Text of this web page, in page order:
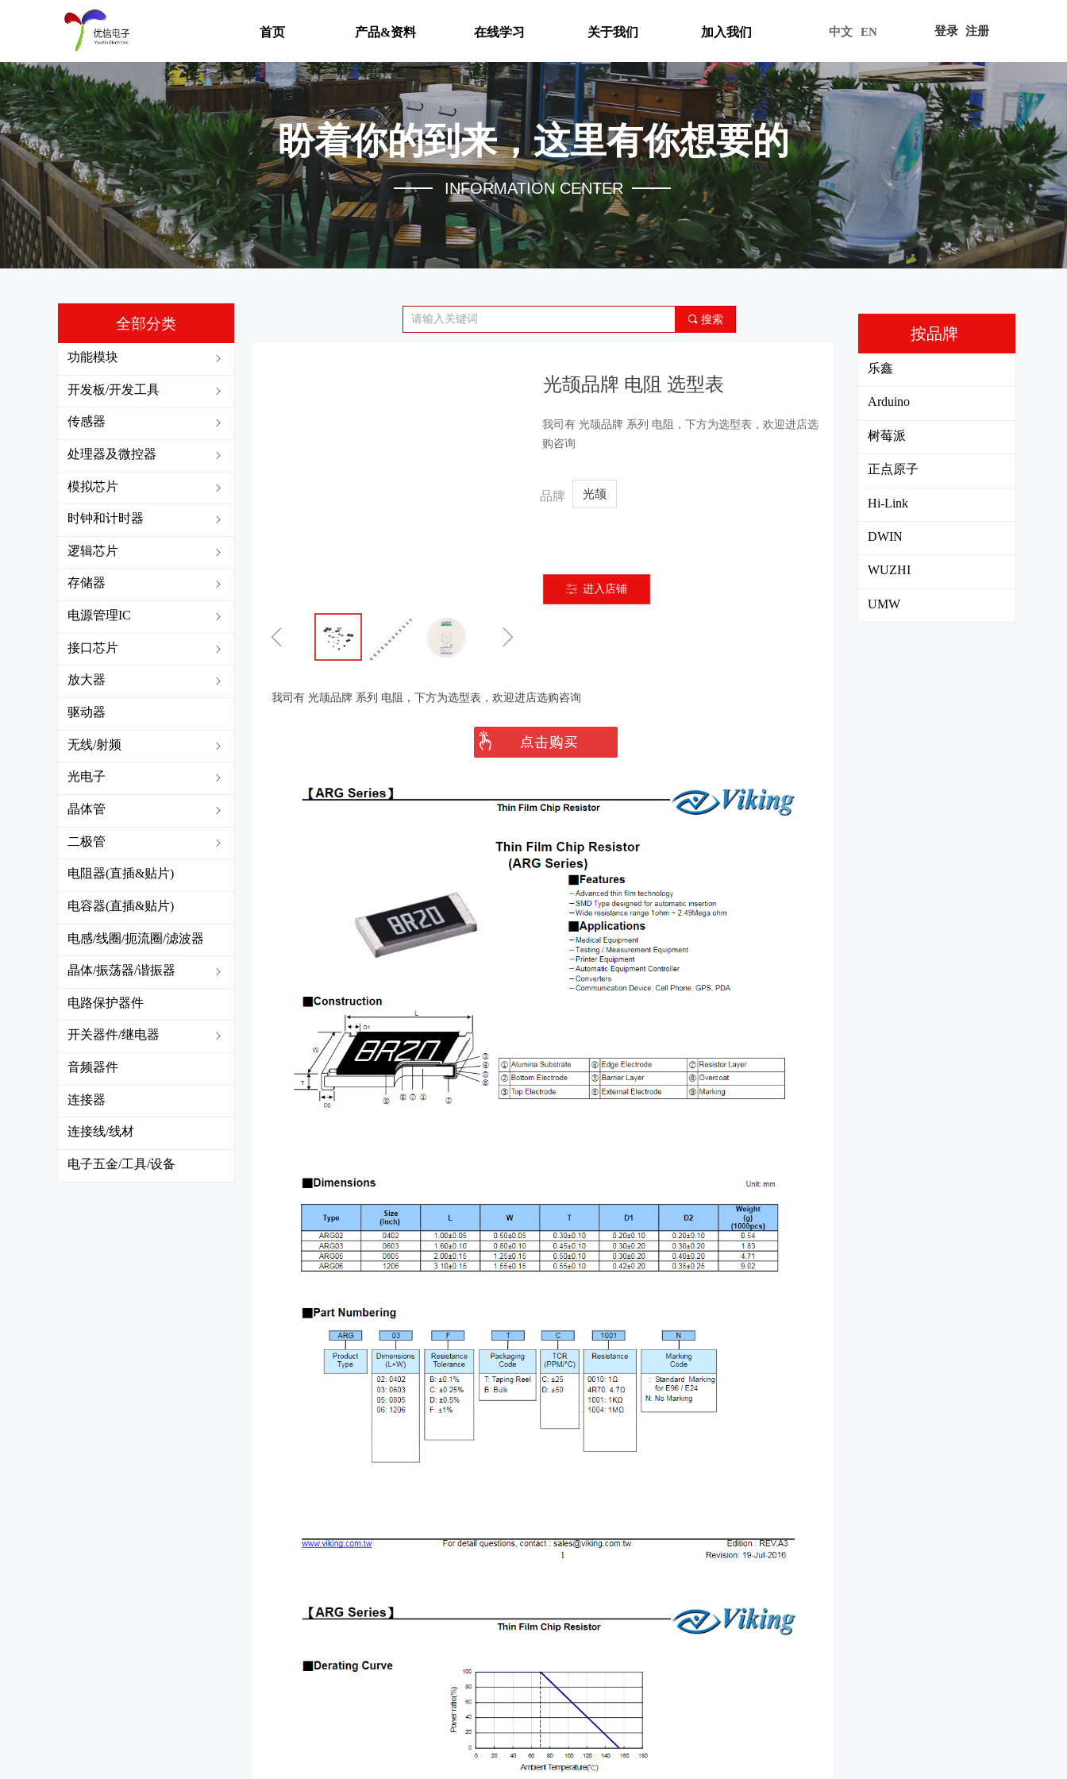
首页 产品&资料 在线学习 关于我们 加入我们 中文 EN 登录 注册
盼着你的到来，这里有你想要的
INFORMATION CENTER
끠 搜索
ꁆ ꁇ
光颉品牌 电阻 选型表
我司有 光颉品牌 系列 电阻，下方为选型表，欢迎进店选
购咨询
我司有 光颉品牌 系列 电阻，下方为选型表，欢迎进店选购咨询
品牌 光颉
ꀒ 进入店铺
全部分类
乐鑫
Arduino
树莓派
正点原子
Hi-Link
DWIN
WUZHI
UMW
按品牌
全部分类
ꁇ
功能模块
ꁇ
开发板/开发工具
ꁇ
传感器
ꁇ
处理器及微控器
ꁇ
模拟芯片
ꁇ
时钟和计时器
ꁇ
逻辑芯片
ꁇ
存储器
ꁇ
电源管理IC
ꁇ
接口芯片
ꁇ
放大器
驱动器
ꁇ
无线/射频
ꁇ
光电子
ꁇ
晶体管
ꁇ
二极管
电阻器(直插&贴片)
电容器(直插&贴片)
电感/线圈/扼流圈/滤波器
(直插&贴片) ꁇ
晶体/振荡器/谐振器
电路保护器件
ꁇ
开关器件/继电器
音频器件
连接器
连接线/线材
电子五金/工具/设备